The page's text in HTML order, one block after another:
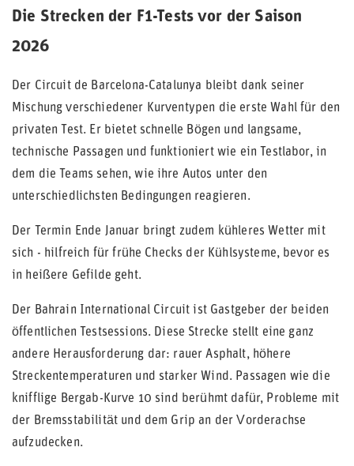
Die Strecken der F1-Tests vor der Saison
2026
Der Circuit de Barcelona-Catalunya bleibt dank seiner
Mischung verschiedener Kurventypen die erste Wahl für den
privaten Test. Er bietet schnelle Bögen und langsame,
technische Passagen und funktioniert wie ein Testlabor, in
dem die Teams sehen, wie ihre Autos unter den
unterschiedlichsten Bedingungen reagieren.
Der Termin Ende Januar bringt zudem kühleres Wetter mit
sich - hilfreich für frühe Checks der Kühlsysteme, bevor es
in heißere Gefilde geht.
Der Bahrain International Circuit ist Gastgeber der beiden
öffentlichen Testsessions. Diese Strecke stellt eine ganz
andere Herausforderung dar: rauer Asphalt, höhere
Streckentemperaturen und starker Wind. Passagen wie die
knifflige Bergab-Kurve 10 sind berühmt dafür, Probleme mit
der Bremsstabilität und dem Grip an der Vorderachse
aufzudecken.